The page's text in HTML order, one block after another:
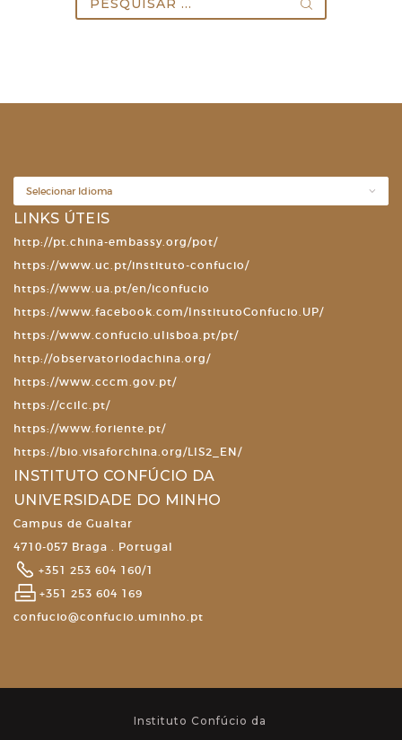
por:
LINKS ÚTEIS
http://pt.china-embassy.org/pot/
https://www.uc.pt/instituto-confucio/
https://www.ua.pt/en/iconfucio
https://www.facebook.com/InstitutoConfucio.UP/
https://www.confucio.ulisboa.pt/pt/
http://observatoriodachina.org/
https://www.cccm.gov.pt/
https://ccilc.pt/
https://www.foriente.pt/
https://bio.visaforchina.org/LIS2_EN/
INSTITUTO CONFÚCIO DA
UNIVERSIDADE DO MINHO
Campus de Gualtar
4710-057 Braga . Portugal
+351 253 604 160/1
+351 253 604 169
confucio@confucio.uminho.pt
Instituto Confúcio da